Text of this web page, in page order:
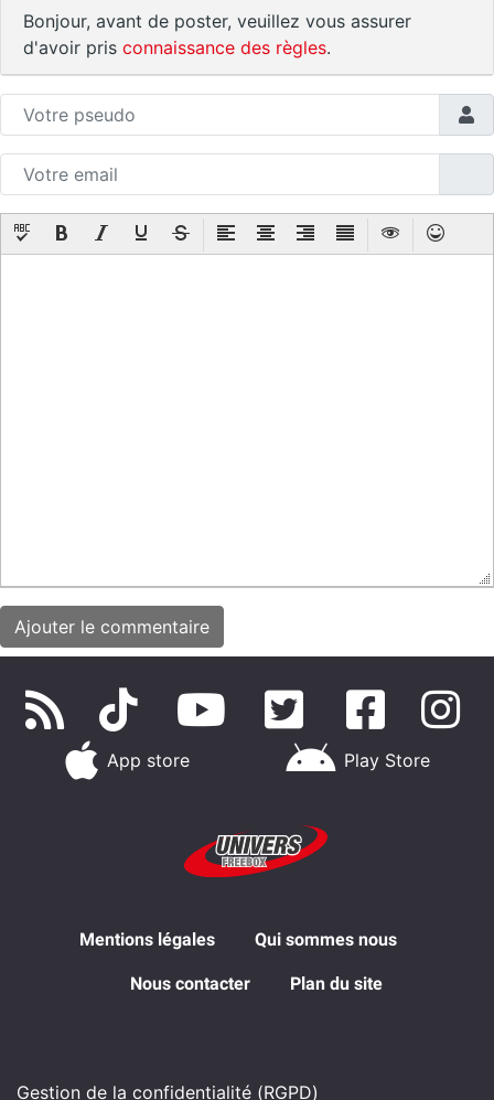
Bonjour, avant de poster, veuillez vous assurer
d'avoir pris connaissance des règles.
App store Play Store
Mentions légales Qui sommes nous
Nous contacter Plan du site
Gestion de la confidentialité (RGPD)